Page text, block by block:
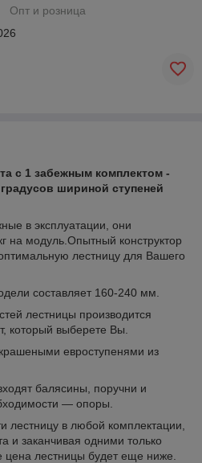
Опт и розница
с 1 забежным комплектом -
шириной ступеней
в эксплуатации, они
на модуль. Опытный конструктор
лестницу для Вашего
составляет 160-240 мм.
лестницы производится
который выберете Вы.
евроступенями из
балясины, поручни и
— опоры.
лестницу в любой комплектации,
и заканчивая одними только
лестницы будет еще ниже.